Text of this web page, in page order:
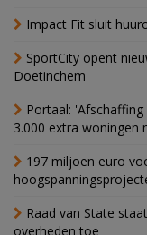
Impact Fit sluit
SportCity opent
Doetinchem
Portaal:
3.000 extra woningen
197 miljoen euro
Raad van State
overheden toe